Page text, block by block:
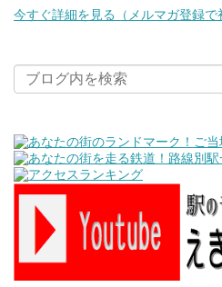
今すぐ詳細を見る（メルマガ登録